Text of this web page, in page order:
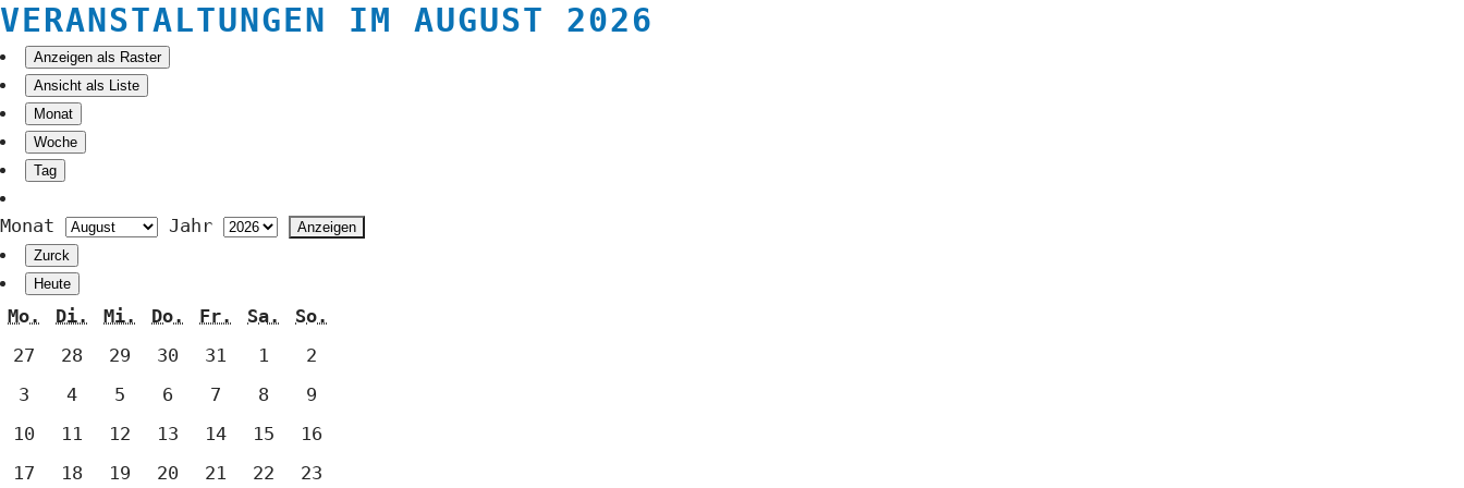
VERANSTALTUNGEN IM AUGUST 2026
Anzeigen als Raster
Ansicht als Liste
Monat
Woche
Tag
Monat Jahr
Zurck
Heute
Mo. Montag
Di. Dienstag
Mi. Mittwoch
Do. Donnerstag
Fr. Freitag
Sa. Samstag
So.
27 27.
Juli
28 28.
Juli
29 29.
Juli
30 30.
Juli
31
Juli
1
August
2
3
August
44.
August
5
August
6
August
7
August
8
August
9
August
10 10.
August
11 11.
August
12 12.
August
13 13.
August
1414.
August
15 15.
August
16
17 17.18 18.19 19.20 20.21 21.22 22.23